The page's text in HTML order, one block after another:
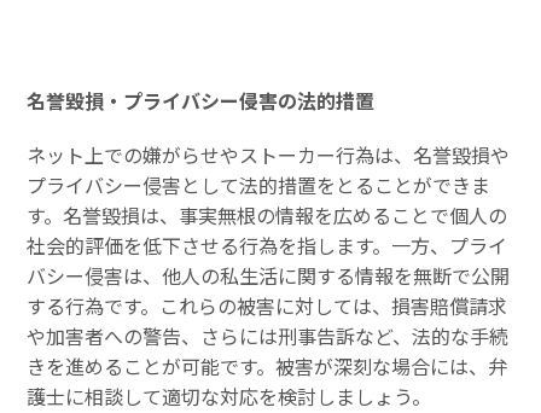
名誉毀損・プライバシー侵害の法的措置
ネット上での嫌がらせやストーカー行為は、名誉毀損や
プライバシー侵害として法的措置をとることができま
す。名誉毀損は、事実無根の情報を広めることで個人の
社会的評価を低下させる行為を指します。一方、プライ
バシー侵害は、他人の私生活に関する情報を無断で公開
する行為です。これらの被害に対しては、損害賠償請求
や加害者への警告、さらには刑事告訴など、法的な手続
きを進めることが可能です。被害が深刻な場合には、弁
護士に相談して適切な対応を検討しましょう。